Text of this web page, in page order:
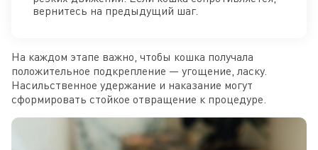
вернитесь на предыдущий шаг.
На каждом этапе важно, чтобы кошка получала
положительное подкрепление — угощение, ласку.
Насильственное удержание и наказание могут
сформировать стойкое отвращение к процедуре.